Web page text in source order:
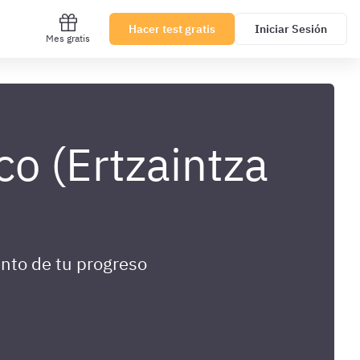
Mes gratis
Hacer test gratis Iniciar Sesión
(Ertzaintza
de tu progreso